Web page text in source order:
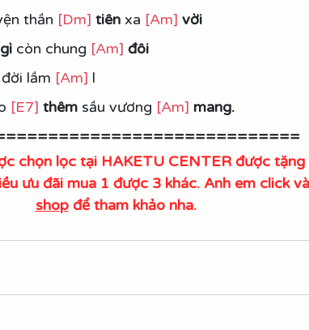
thần [Dm] tiên xa [Am] vời
gì còn chung [Am] đôi
lầm [Am] l
[E7] thêm sầu vương [Am] mang.
chọn lọc tại HAKETU CENTER được tặng
ưu đãi mua 1 được 3 khác. Anh em click
shop để tham khảo nha.